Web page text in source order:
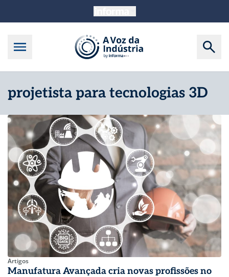
projetista para tecnologias 3D
Artigos
Manufatura Avançada cria novas profissões no